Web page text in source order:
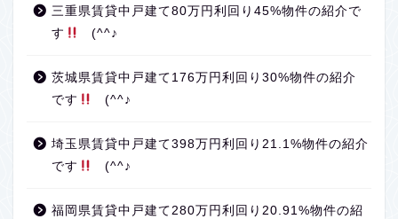
三重県賃貸中戸建て80万円利回り45%物件の紹介で
す
(^^♪
茨城県賃貸中戸建て176万円利回り30%物件の紹介
です
(^^♪
埼玉県賃貸中戸建て398万円利回り21.1%物件の紹介
です
(^^♪
福岡県賃貸中戸建て280万円利回り20.91%物件の紹